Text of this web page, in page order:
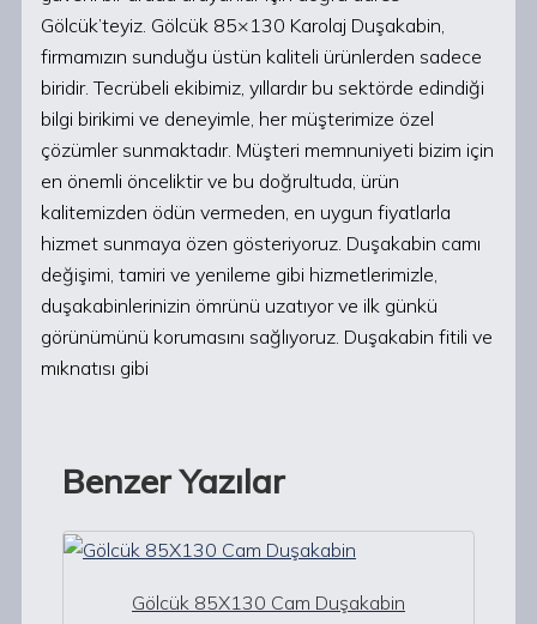
Gölcük’teyiz. Gölcük 85×130 Karolaj Duşakabin,
firmamızın sunduğu üstün kaliteli ürünlerden sadece
biridir. Tecrübeli ekibimiz, yıllardır bu sektörde edindiği
bilgi birikimi ve deneyimle, her müşterimize özel
çözümler sunmaktadır. Müşteri memnuniyeti bizim için
en önemli önceliktir ve bu doğrultuda, ürün
kalitemizden ödün vermeden, en uygun fiyatlarla
hizmet sunmaya özen gösteriyoruz. Duşakabin camı
değişimi, tamiri ve yenileme gibi hizmetlerimizle,
duşakabinlerinizin ömrünü uzatıyor ve ilk günkü
görünümünü korumasını sağlıyoruz. Duşakabin fitili ve
mıknatısı gibi
Benzer Yazılar
Gölcük 85X130 Cam Duşakabin